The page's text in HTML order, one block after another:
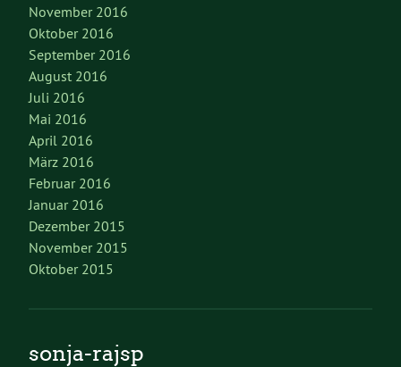
November 2016
Oktober 2016
September 2016
August 2016
Juli 2016
Mai 2016
April 2016
März 2016
Februar 2016
Januar 2016
Dezember 2015
November 2015
Oktober 2015
sonja-rajsp